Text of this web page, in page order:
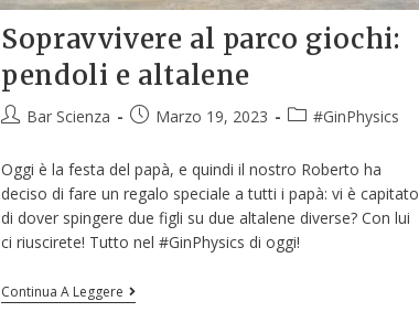
Sopravvivere al parco giochi:
pendoli e altalene
Bar Scienza Marzo 19, 2023 #GinPhysics
Oggi è la festa del papà, e quindi il nostro Roberto ha
deciso di fare un regalo speciale a tutti i papà: vi è capitato
di dover spingere due figli su due altalene diverse? Con lui
ci riuscirete! Tutto nel #GinPhysics di oggi!
Continua A Leggere